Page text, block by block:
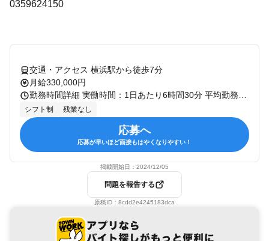
0359624150
交通・アクセス 横浜駅から徒歩7分
月給330,000円
シフト制 残業なし
応募へ
応募が早いほど面接もはやくなりやすい！
掲載開始日： 2024/12/05
問題を報告する
原稿ID： 8cdd2e4245183dca